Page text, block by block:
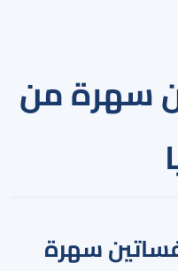
سهرة من
سهرة